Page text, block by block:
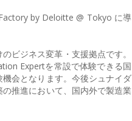
by Deloitte @ Tokyo に導
ビジネス変革・支援拠点です。
Expertを常設で体験できる国
会となります。今後シュナイダ
推進において、国内外で製造業